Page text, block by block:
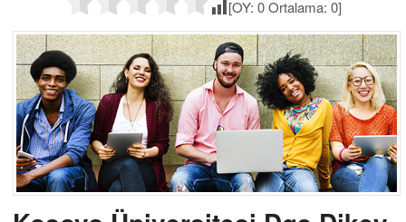
[OY: 0Ortalama: 0]